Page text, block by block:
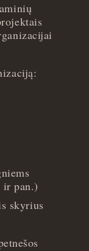
ir pan.)
skyrius